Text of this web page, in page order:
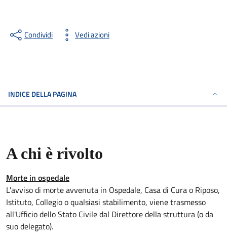
Condividi Vedi azioni
INDICE DELLA PAGINA
A chi è rivolto
Morte in ospedale
L'avviso di morte avvenuta in Ospedale, Casa di Cura o Riposo,
Istituto, Collegio o qualsiasi stabilimento, viene trasmesso
all'Ufficio dello Stato Civile dal Direttore della struttura (o da
suo delegato).